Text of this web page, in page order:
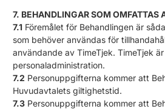
7. BEHANDLINGAR SOM OMFATTAS
7.1 Föremålet för Behandlingen är
som behöver användas för
användande av TimeTjek. TimeTjek
personaladministration.
7.2 Personuppgifterna kommer att
Huvudavtalets giltighetstid.
7.3 Personuppgifterna kommer att